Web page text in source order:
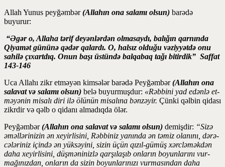
Allah Yunus peyğəmbər(Allahın ona salamı olsun) barədə
buyurur:
“Əgər o, Allaha tərif de­yən­lər­dən olmasaydı, balığın qarnında
Qiya­mət gü­nü­nə qədər qalardı. O, halsız olduğu vəziy­yətdə onu
sahilə çıxartdıq. Onun başı üstündə bal­qabaq ta­ğı bitirdik” Saffat
143-146
Uca Allahı zikr etməyən kimsələr barədə Peyğəmbər(Allahın ona
salavat və salamı olsun) belə buyurmuşdur: «Rəbbi­ni yad edənlə et­
məyənin misalı diri ilə ölünün misa­lına bənzəyir. Çünki qəlbin qidası
zikrdir və qəlb o qidanı almadıqda ölər.
Peyğəmbər(Allahın ona salavat və salamı olsun) demiş­dir: “Sizə
əməlləri­nizin ən xeyirlisi­ni, Rəbbiniz yanın­da ən təmiz olanı­nı, dərə­
cələriniz içində ən yüksə­yini, si­zin üçün qızıl-gümüş xərcləməkdən
daha xeyir­lisini, düşməninizlə qarşılaşıb onla­rın boyun­larını vur­
mağınızdan, onların da sizin boyunlarını­zı vurma­sından daha